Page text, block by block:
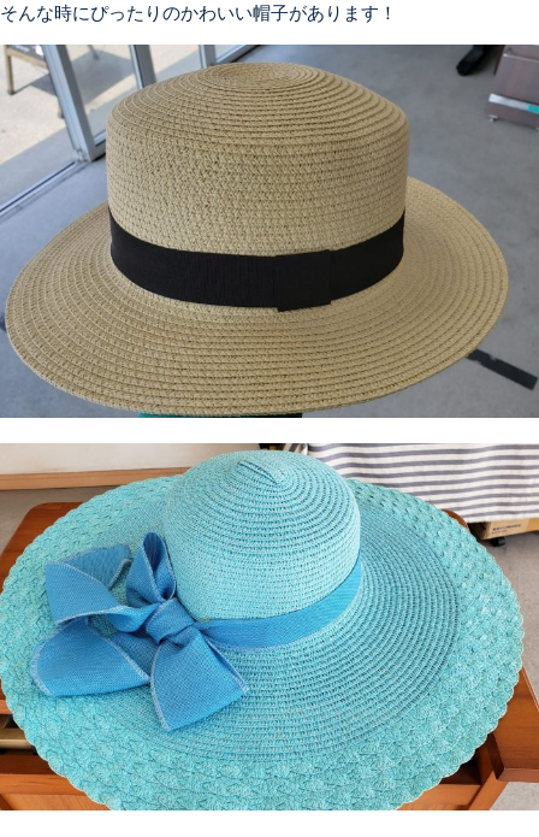
そんな時にぴったりのかわいい帽子があります！